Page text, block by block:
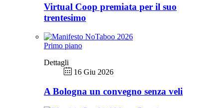
Virtual Coop premiata per il suo
trentesimo
Primo piano
Dettagli
16 Giu 2026
A Bologna un convegno senza veli